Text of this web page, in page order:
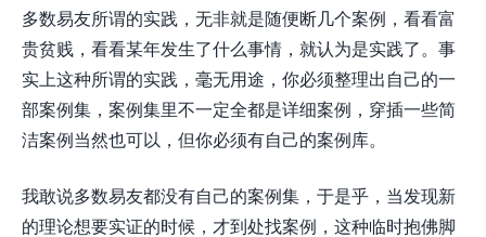
多数易友所谓的实践，无非就是随便断几个案例，看看富
贵贫贱，看看某年发生了什么事情，就认为是实践了。事
实上这种所谓的实践，毫无用途，你必须整理出自己的一
部案例集，案例集里不一定全都是详细案例，穿插一些简
洁案例当然也可以，但你必须有自己的案例库。
我敢说多数易友都没有自己的案例集，于是乎，当发现新
的理论想要实证的时候，才到处找案例，这种临时抱佛脚